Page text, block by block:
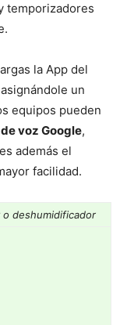
temporizadores
la App del
un
equipos pueden
voz Google,
además el
facilidad.
deshumidificador